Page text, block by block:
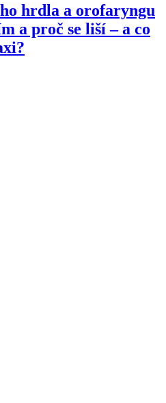
hrdla a orofaryngu
a proč se liší –⁠ a co